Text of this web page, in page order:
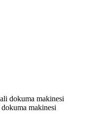
dokuma makinesi